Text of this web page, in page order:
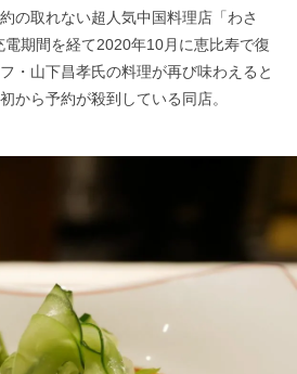
の取れない超人気中国料理店「わさ
電期間を経て2020年10月に恵比寿で復
・山下昌孝氏の料理が再び味わえると
から予約が殺到している同店。